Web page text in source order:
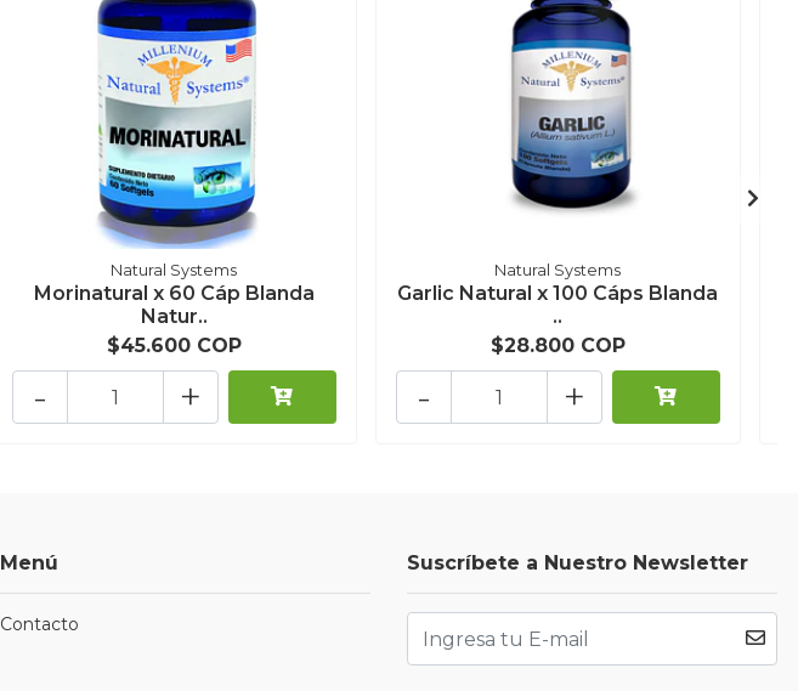
Natural Systems
Morinatural x 60 Cáp Blanda
Natur..
$45.600 COP
+
-
Natural Systems
Garlic Natural x 100 Cáps Blanda
..
$28.800 COP
+
-
Menú
Contacto
Suscríbete a Nuestro Newsletter